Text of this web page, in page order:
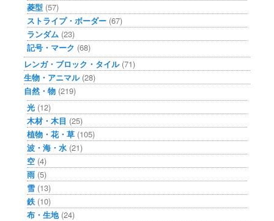
菱型 (57)
ストライプ・ボーダー (67)
ランダム (23)
記号・マーク (68)
レンガ・ブロック・タイル(71)
生物・アニマル(28)
自然・物 (219)
光 (12)
木材・木目 (25)
植物・花・草 (105)
波・海・水 (21)
空 (4)
雨 (5)
雪 (13)
鉄 (10)
布・生地(24)